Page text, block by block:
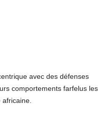
avec des défenses
comportements farfelus les